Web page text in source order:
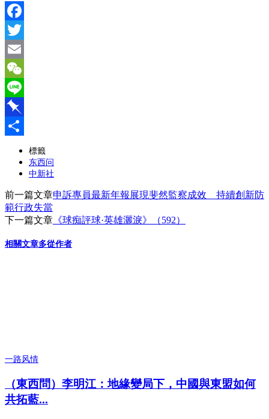
Facebook
Twitter
Email
WeChat
Line
Pinboard
標籤
东西问
中新社
前一篇文章申訴專員最新年報展現斐然監察成效 持續創新防
範行政失當
下一篇文章 《球痴評球·英雄灑淚》（592）
相關文章多從作者
一路风情
（東西問）李明江：地緣變局下，中國與東盟如何
共拓藍...